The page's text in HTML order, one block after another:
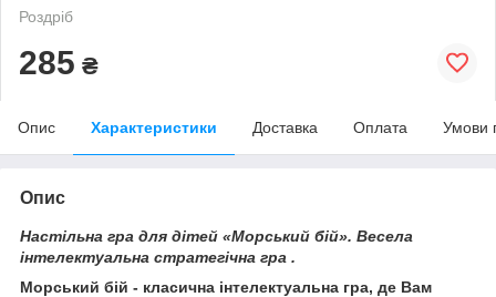
Роздріб
285 ₴
Опис Характеристики Доставка Оплата Умови
Опис
Настільна гра для дітей «Морський бій». Весела
інтелектуальна стратегічна гра .
Морський бій - класична інтелектуальна гра, де Вам